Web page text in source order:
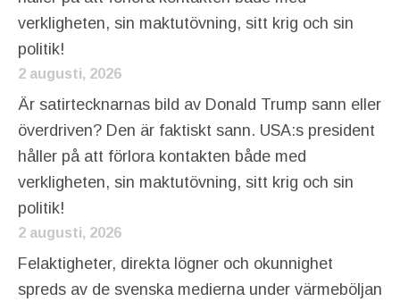
verkligheten, sin maktutövning, sitt krig och sin
politik!
2 augusti, 2026
Är satirtecknarnas bild av Donald Trump sann eller
överdriven? Den är faktiskt sann. USA:s president
håller på att förlora kontakten både med
verkligheten, sin maktutövning, sitt krig och sin
politik!
2 augusti, 2026
Felaktigheter, direkta lögner och okunnighet
spreds av de svenska medierna under värmeböljan